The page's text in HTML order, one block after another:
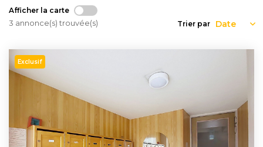
Actualités
Afficher la carte
3 annonce(s) trouvée(s) Trier par
Exclusif